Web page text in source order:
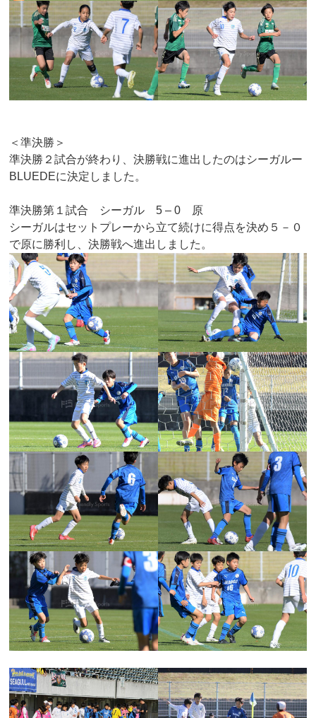
＜準決勝＞
準決勝２試合が終わり、決勝戦に進出したのはシーガルー
BLUEDEに決定しました。
準決勝第１試合 シーガル 5 – 0 原
シーガルはセットプレーから立て続けに得点を決め５－０
で原に勝利し、決勝戦へ進出しました。